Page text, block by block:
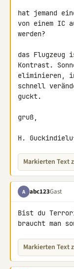
hat jemand
von einem IC
werden?
das Flugzeug
Kontrast.
eliminieren,
schnell
guckt.
gruß,
H.
Markierten Text
A abc123Gast
Bist du
braucht man
Markierten Text